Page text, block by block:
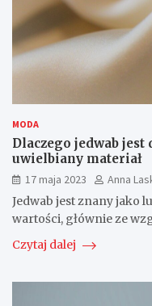
MODA
Dlaczego jedwab
uwielbiany materiał
17 maja 2023
Anna
Jedwab jest znany jako
wartości, głównie ze
Czytaj dalej